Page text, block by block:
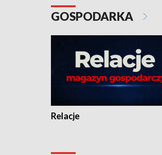
GOSPODARKA
Relacje